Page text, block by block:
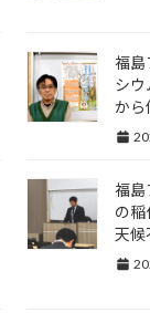
福島
シ
から
福島
の
天候